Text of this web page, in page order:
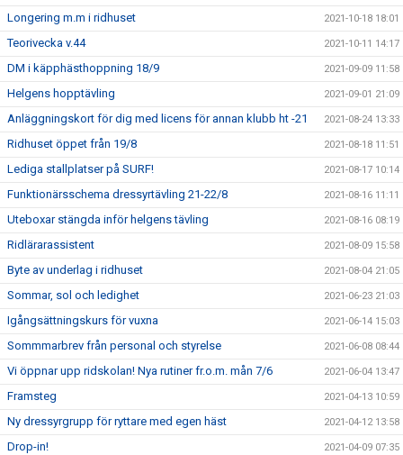
Longering m.m i ridhuset 2021-10-18 18:01
Teorivecka v.44 2021-10-11 14:17
DM i käpphästhoppning 18/9 2021-09-09 11:58
Helgens hopptävling 2021-09-01 21:09
Anläggningskort för dig med licens för annan klubb ht -21 2021-08-24 13:33
Ridhuset öppet från 19/8 2021-08-18 11:51
Lediga stallplatser på SURF! 2021-08-17 10:14
Funktionärsschema dressyrtävling 21-22/8 2021-08-16 11:11
Uteboxar stängda inför helgens tävling 2021-08-16 08:19
Ridlärarassistent 2021-08-09 15:58
Byte av underlag i ridhuset 2021-08-04 21:05
Sommar, sol och ledighet 2021-06-23 21:03
Igångsättningskurs för vuxna 2021-06-14 15:03
Sommmarbrev från personal och styrelse 2021-06-08 08:44
Vi öppnar upp ridskolan! Nya rutiner fr.o.m. mån 7/6 2021-06-04 13:47
Framsteg 2021-04-13 10:59
Ny dressyrgrupp för ryttare med egen häst 2021-04-12 13:58
Drop-in! 2021-04-09 07:35